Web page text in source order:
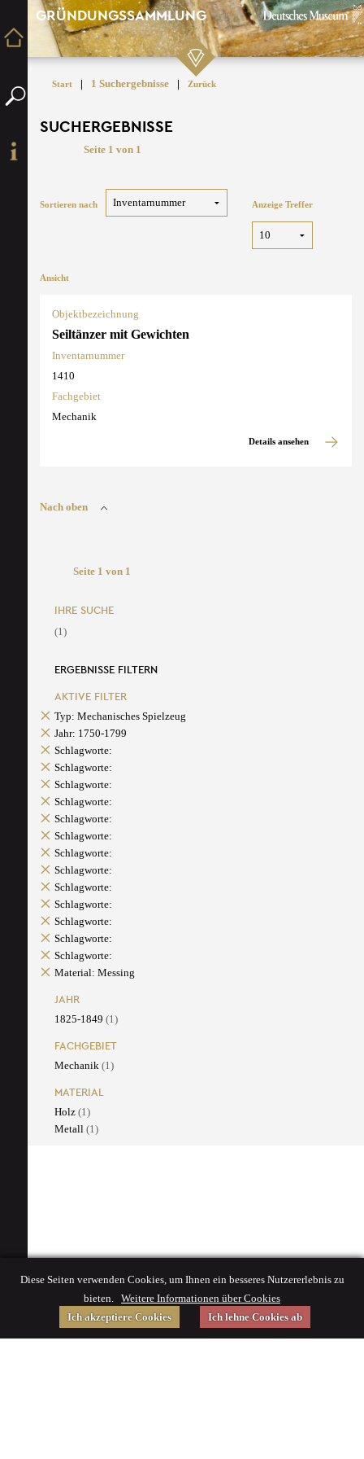
GRÜNDUNGSSAMMLUNG
Start | 1 Suchergebnisse | Zurück
SUCHERGEBNISSE
Seite 1 von 1
Sortieren nach Anzeige Treffer
Ansicht
Objektbezeichnung
Seiltänzer mit Gewichten
Inventarnummer
1410
Fachgebiet
Mechanik
Details ansehen
Nach oben
Seite 1 von 1
IHRE SUCHE
(1)
ERGEBNISSE FILTERN
AKTIVE FILTER
Typ: Mechanisches Spielzeug
Jahr: 1750-1799
Schlagworte:
Schlagworte:
Schlagworte:
Schlagworte:
Schlagworte:
Schlagworte:
Schlagworte:
Schlagworte:
Schlagworte:
Schlagworte:
Schlagworte:
Schlagworte:
Schlagworte:
Material: Messing
JAHR
1825-1849 (1)
FACHGEBIET
Mechanik (1)
MATERIAL
Holz (1)
Metall (1)
Diese Seiten verwenden Cookies, um Ihnen ein besseres Nutzererlebnis zu
bieten. Weitere Informationen über Cookies
Ich akzeptiere Cookies
Ich lehne Cookies ab